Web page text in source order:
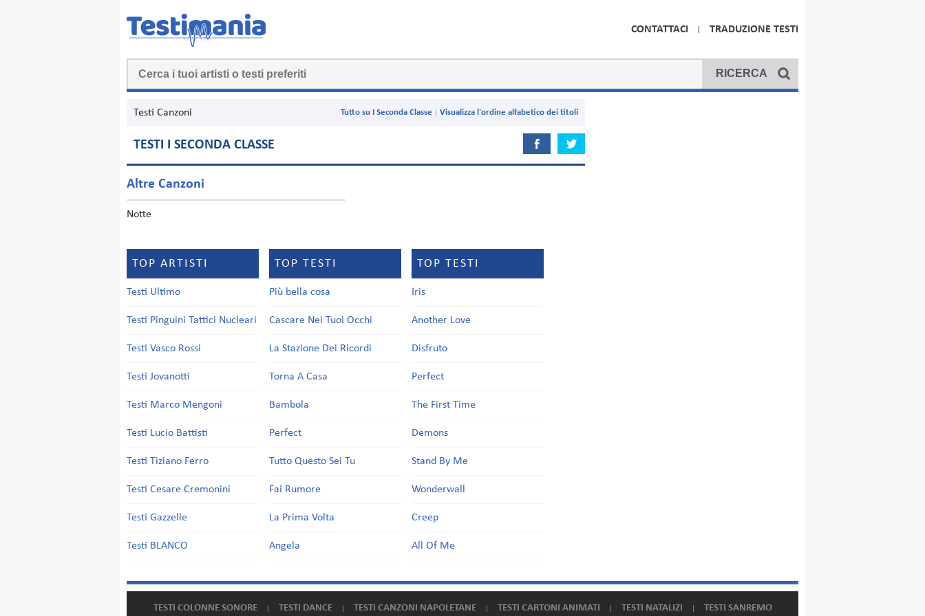
CONTATTACI TRADUZIONE TESTI
Testi Canzoni Visualizza l'ordine alfabetico dei titoli
Tutto su I Seconda Classe
TESTI I SECONDA CLASSE
Altre Canzoni
Notte
TOP ARTISTI
Testi Ultimo
Testi Pinguini Tattici Nucleari
Testi Vasco Rossi
Testi Jovanotti
Testi Marco Mengoni
Testi Lucio Battisti
Testi Tiziano Ferro
Testi Cesare Cremonini
Testi Gazzelle
Testi BLANCO
TOP TESTI
Più bella cosa
Cascare Nei Tuoi Occhi
La Stazione Dei Ricordi
Torna A Casa
Bambola
Perfect
Tutto Questo Sei Tu
Fai Rumore
La Prima Volta
Angela
TOP TESTI
Iris
Another Love
Disfruto
Perfect
The First Time
Demons
Stand By Me
Wonderwall
Creep
All Of Me
TESTI COLONNE SONORE TESTI DANCE TESTI CANZONI NAPOLETANE TESTI CARTONI ANIMATI TESTI NATALIZI TESTI SANREMO